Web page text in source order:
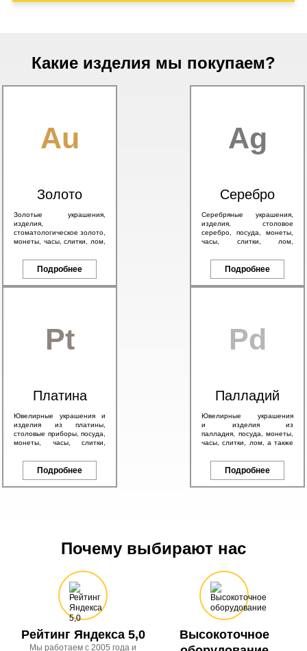
Какие изделия мы покупаем?
Au
Золото
Золотые украшения,
изделия,
стоматологическое золото,
монеты, часы, слитки, лом,
золото 56 пробы и
брендовые изделия.
Подробнее
Ag
Серебро
Серебряные украшения,
изделия, столовое
серебро, посуда, монеты,
часы, слитки, лом,
пробы, в том числе с
эмалью.Подробнее
Pt
Платина
Ювелирные украшения и
изделия из платины,
столовые приборы, посуда,
монеты, часы, слитки,
также другие платиновые
изделия.Подробнее
Pd
Палладий
Ювелирные украшения
и изделия из
палладия, посуда, монеты,
часы, слитки, лом, а также
содержанием палладия.
Подробнее
Почему выбирают нас
Рейтинг Яндекса 5,0
Мы работаем с 2005 года и
Высокоточное